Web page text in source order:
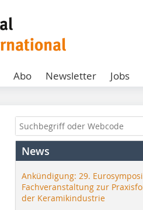
Abo Newsletter Jobs
News
Ankündigung: 29.
Fachveranstaltung zur
der Keramikindustrie